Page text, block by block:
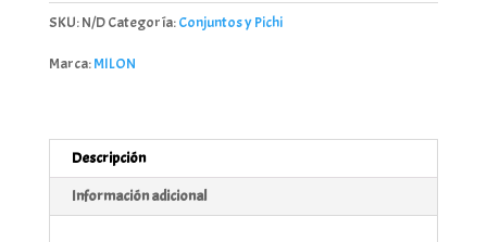
mariposa
Milon
SKU:N/DCategoría:Conjuntos y Pichi
Marca:MILON
Descripción
Información adicional